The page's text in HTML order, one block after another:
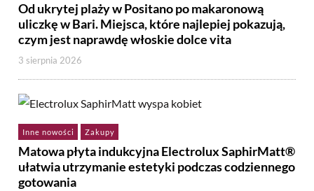
Od ukrytej plaży w Positano po makaronową
uliczkę w Bari. Miejsca, które najlepiej pokazują,
czym jest naprawdę włoskie dolce vita
3 sierpnia 2026
Inne nowości Zakupy
Matowa płyta indukcyjna Electrolux SaphirMatt®
ułatwia utrzymanie estetyki podczas codziennego
gotowania